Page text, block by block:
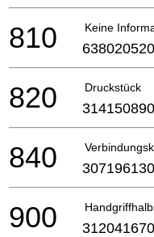
Keine
810
Druckstück
820
840
900